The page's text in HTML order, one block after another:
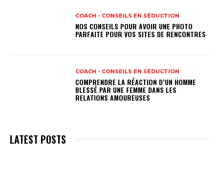
COACH - CONSEILS EN SÉDUCTION
NOS CONSEILS POUR AVOIR UNE PHOTO
PARFAITE POUR VOS SITES DE RENCONTRES
COACH - CONSEILS EN SÉDUCTION
COMPRENDRE LA RÉACTION D’UN HOMME
BLESSÉ PAR UNE FEMME DANS LES
RELATIONS AMOUREUSES
LATEST POSTS